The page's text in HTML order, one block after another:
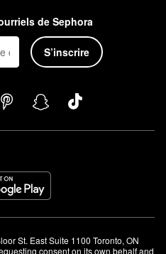
de Sephora
S’inscrire
St. East Suite 1100 Toronto, ON
consent on its own behalf and